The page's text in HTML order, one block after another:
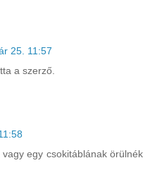
25. 11:57
a szerző.
egy csokitáblának örülnék